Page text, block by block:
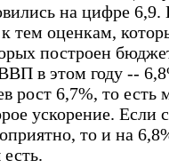
на цифре 6,9.
тем оценкам,
построен
в этом году --
рост 6,7%, то есть
ускорение. Если
то и на